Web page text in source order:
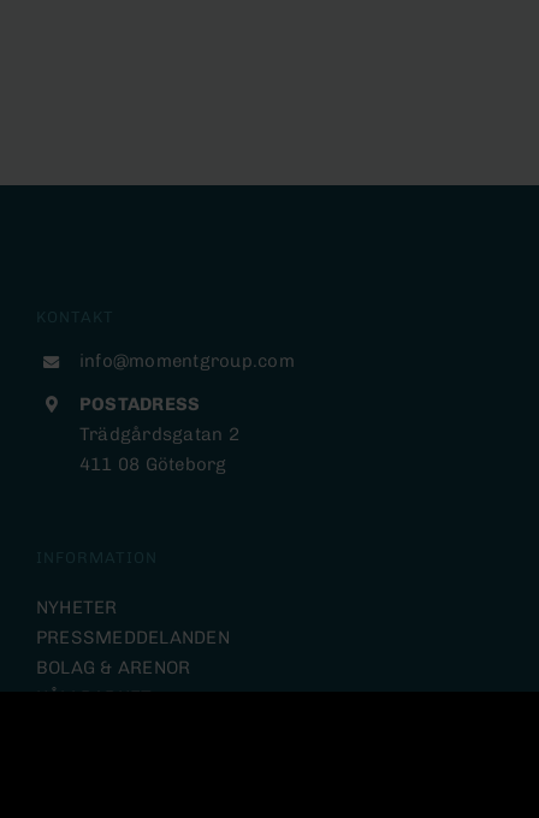
NYHETER
PRESSMEDDELANDEN
BOLAG & ARENOR
HÅLLBARHET
info@momentgroup.com
POSTADRESS
Trädgårdsgatan 2
411 08 Göteborg